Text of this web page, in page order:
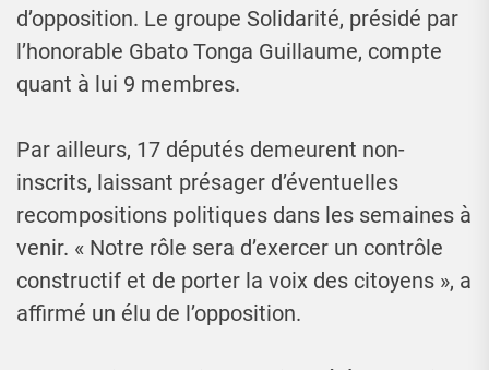
d’opposition. Le groupe Solidarité, présidé par
l’honorable Gbato Tonga Guillaume, compte
quant à lui 9 membres.
Par ailleurs, 17 députés demeurent non-
inscrits, laissant présager d’éventuelles
recompositions politiques dans les semaines à
venir. « Notre rôle sera d’exercer un contrôle
constructif et de porter la voix des citoyens », a
affirmé un élu de l’opposition.